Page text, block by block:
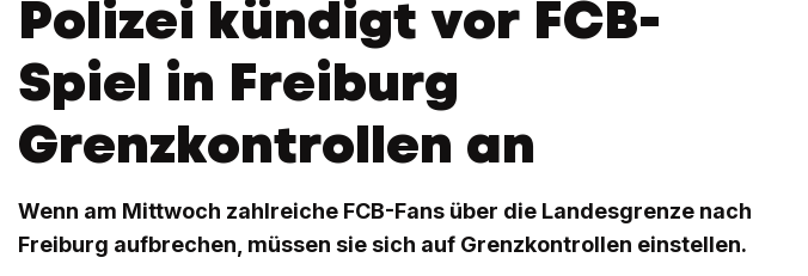
Polizei kündigt vor FCB-
Spiel in Freiburg
Grenzkontrollen an
Wenn am Mittwoch zahlreiche FCB-Fans über die Landesgrenze nach
Freiburg aufbrechen, müssen sie sich auf Grenzkontrollen einstellen.